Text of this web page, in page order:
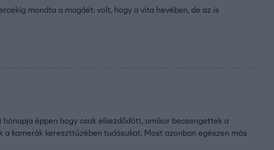
mondta a magáét: volt, hogy a vita hevében, de az is
éppen hogy csak elkezdődött, amikor becsengettek a
kamerák kereszttüzében tudásukat. Most azonban egészen más